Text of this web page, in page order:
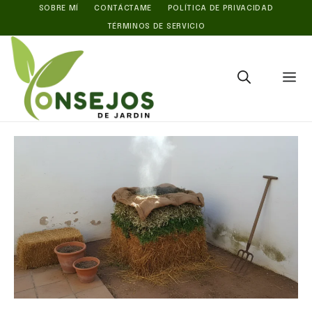
Saltar
al
contenido
SOBRE MÍ CONTÁCTAME POLÍTICA DE PRIVACIDAD
TÉRMINOS DE SERVICIO